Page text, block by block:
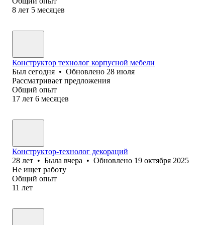
8 лет 5 месяцев
Конструктор технолог корпусной мебели
Был сегодня • Обновлено 28 июля
Рассматривает предложения
Общий опыт
17 лет 6 месяцев
Конструктор-технолог декораций
28 лет • Была вчера • Обновлено 19 октября 2025
Не ищет работу
Общий опыт
11 лет